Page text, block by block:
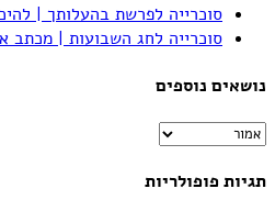
סוכרייה לפרשת בהעלותך |
סוכרייה לחג השבועות | מכתב
נושאים נוספים
נושאים
תגיות פופולריות